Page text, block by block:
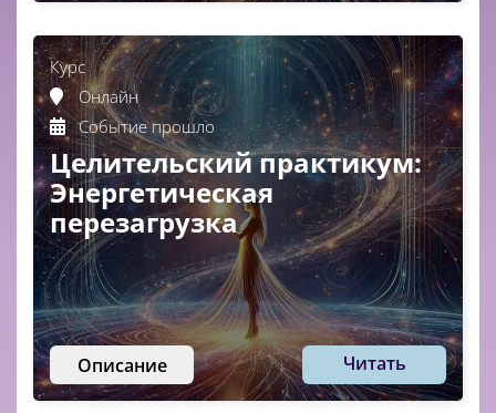
Курс
Онлайн
Событие прошло
Целительский практикум:
Энергетическая
перезагрузка
Описание Читать